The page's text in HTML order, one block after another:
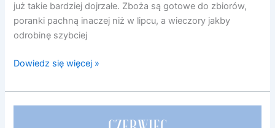
już takie bardziej dojrzałe. Zboża są gotowe do zbiorów,
poranki pachną inaczej niż w lipcu, a wieczory jakby
odrobinę szybciej
Dowiedz się więcej »